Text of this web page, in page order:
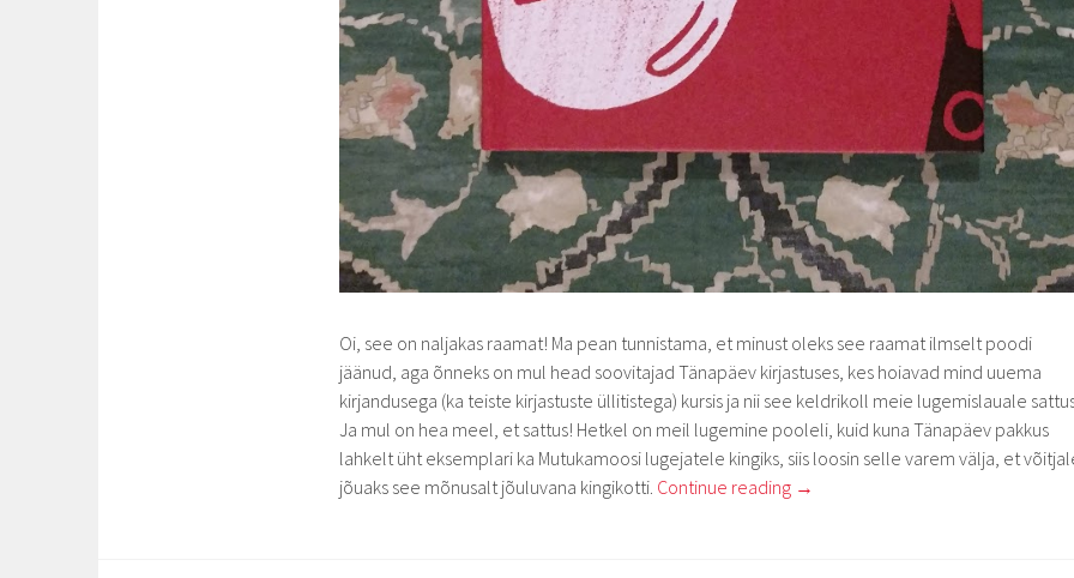
Oi, see on naljakas raamat! Ma pean tunnistama, et minust oleks see raamat ilmselt poodi
jäänud, aga õnneks on mul head soovitajad Tänapäev kirjastuses, kes hoiavad mind uuema
kirjandusega (ka teiste kirjastuste üllitistega) kursis ja nii see keldrikoll meie lugemislauale
Ja mul on hea meel, et sattus! Hetkel on meil lugemine pooleli, kuid kuna Tänapäev pakkus
lahkelt üht eksemplari ka Mutukamoosi lugejatele kingiks, siis loosin selle varem välja, et
jõuaks see mõnusalt jõuluvana kingikotti. Continue reading →